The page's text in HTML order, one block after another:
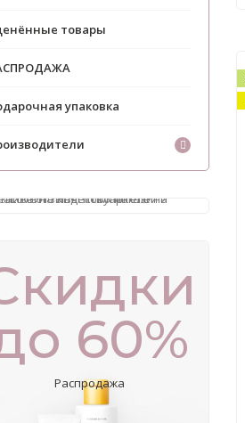
товары
упаковка
60%
Распродажа